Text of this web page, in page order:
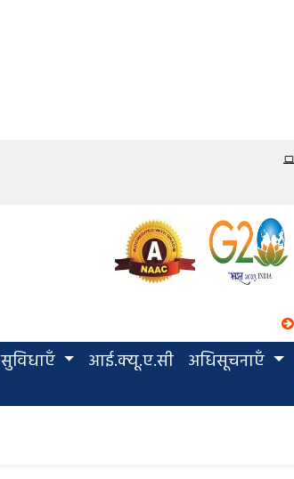
सुविधाएँ आई.क्यू.ए.सी अधिसूचनाएँ